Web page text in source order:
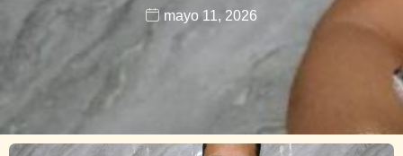
mayo 11, 2026